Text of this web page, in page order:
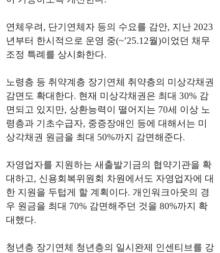
연체우려, 단기연체자 등의 수요를 감안, 지난 2023
년부터 한시적으로 운영 중(~’25.12월)이었던 채무
조정 특례를 상시화한다.
노령층 등 취약계층 장기연체 취약층의 미상각채권
감면도 확대한다. 현재 미상각채권은 최대 30% 감
면되고 있지만, 상환능력이 떨어지는 70세 이상 노
령층과 기초수급자, 중증장애인 등에 대해서는 미
상각채권 원금을 최대 50%까지 감면해준다.
자영업자를 지원하는 새출발기금의 협약기관을 확
대하고, 신용회복위원회 차원에서도 자영업자에 대
한 지원을 두텁게 할 계획이다. 개인워크아웃의 경
우 원금을 최대 70% 감면해주던 것을 80%까지 확
대했다.
청년층 장기연체 청년층의 일시완제 인센티브를 강